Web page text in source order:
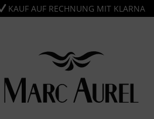
KAUF AUF RECHNUNG MIT KLARNA